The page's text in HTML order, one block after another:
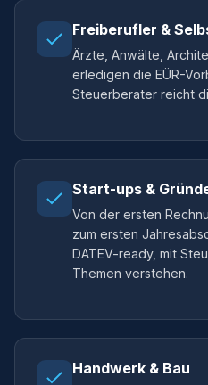
Freiberufler &
Ärzte, Anwälte,
erledigen die EÜR-
Steuerberater reicht
Start-ups &
Von der ersten
zum ersten
DATEV-ready, mit
Themen verstehen.
Handwerk & Bau